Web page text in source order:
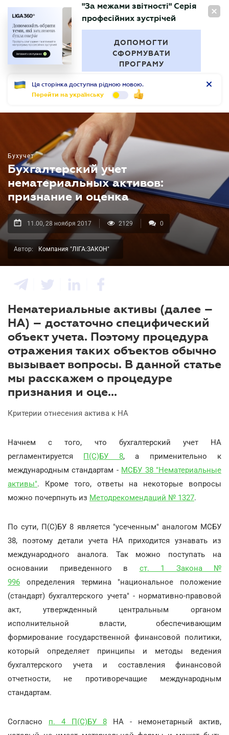
RU
БУХГАЛТЕР
"За межами звітності" Серія
професійних зустрічей
ДОПОМОГТИ
СФОРМУВАТИ
ПРОГРАМУ
Ця сторінка доступна рідною мовою.
Перейти на українську
Бухучет
Бухгалтерский учет
нематериальных активов:
признание и оценка
11.00, 28 ноября 2017 2129 0
Автор: Компания "ЛІГА:ЗАКОН"
Нематериальные активы (далее –
НА) – достаточно специфический
объект учета. Поэтому процедура
отражения таких объектов обычно
вызывает вопросы. В данной статье
мы расскажем о процедуре
признания и оце...
Критерии отнесения актива к НА
Начнем с того, что бухгалтерский учет НА
регламентируется П(С)БУ 8, а применительно к
международным стандартам - МСБУ 38 "Нематериальные
активы". Кроме того, ответы на некоторые вопросы
можно почерпнуть из Методрекомендаций № 1327.
По сути, П(С)БУ 8 является "усеченным" аналогом МСБУ
38, поэтому детали учета НА приходится узнавать из
международного аналога. Так можно поступать на
основании приведенного в ст. 1 Закона №
996 определения термина "национальное положение
(стандарт) бухгалтерского учета" - нормативно-правовой
акт, утвержденный центральным органом
исполнительной власти, обеспечивающим
формирование государственной финансовой политики,
который определяет принципы и методы ведения
бухгалтерского учета и составления финансовой
отчетности, не противоречащие международным
стандартам.
Согласно п. 4 П(С)БУ 8 НА - немонетарный актив,